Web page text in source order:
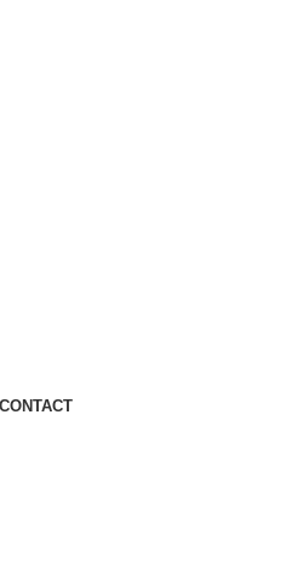
CONTACT